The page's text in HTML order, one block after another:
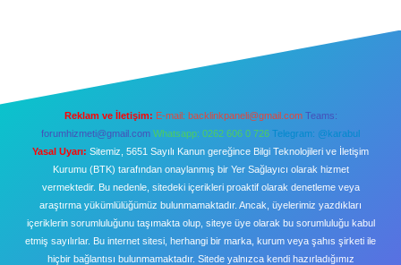
Reklam ve İletişim: E-mail: backlinkpaneli@gmail.com Teams:
forumhizmeti@gmail.com Whatsapp: 0262 606 0 726 Telegram: @karabul
Yasal Uyarı: Sitemiz, 5651 Sayılı Kanun gereğince Bilgi Teknolojileri ve İletişim
Kurumu (BTK) tarafından onaylanmış bir Yer Sağlayıcı olarak hizmet
vermektedir. Bu nedenle, sitedeki içerikleri proaktif olarak denetleme veya
araştırma yükümlülüğümüz bulunmamaktadır. Ancak, üyelerimiz yazdıkları
içeriklerin sorumluluğunu taşımakta olup, siteye üye olarak bu sorumluluğu kabul
etmiş sayılırlar. Bu internet sitesi, herhangi bir marka, kurum veya şahıs şirketi ile
hiçbir bağlantısı bulunmamaktadır. Sitede yalnızca kendi hazırladığımız